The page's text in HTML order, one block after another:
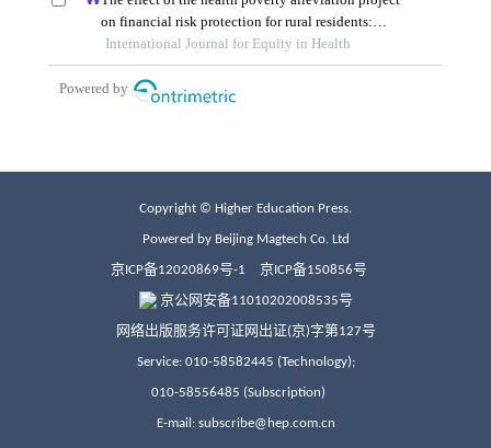
Copyright © Higher Education Press.
Powered by Beijing Magtech Co. Ltd
京ICP备12020869号-1 京ICP备150856号
京公网安备11010202008535号
网络出版服务许可证网出证(京)字第127号
Service: 010-58582445 (Technology);
010-58556485 (Subscription)
E-mail: subscribe@hep.com.cn